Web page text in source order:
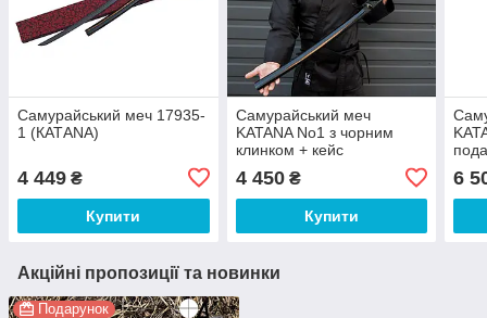
Самурайський меч 17935-
1 (КАТАNA)
4 449 ₴
Купити
Самурайський меч
KATANA No1 з чорним
клинком + кейс
4 450₴
Купити
6
Акційні пропозиції та новинки
Подарунок